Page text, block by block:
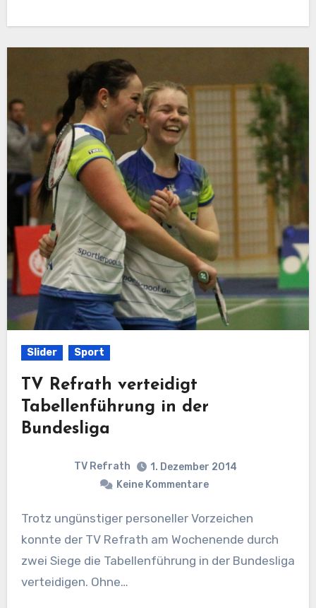
Slider Sport
TV Refrath verteidigt
Tabellenführung in der
Bundesliga
TV Refrath
1. Dezember 2014
Keine Kommentare
Trotz ungünstiger personeller Vorzeichen
konnte der TV Refrath am Wochenende durch
zwei Siege die Tabellenführung in der Bundesliga
verteidigen. Ohne…